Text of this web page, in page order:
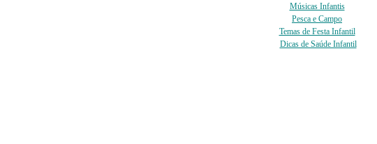
Músicas Infantis
Pesca e Campo
Temas de Festa Infantil
Dicas de Saúde Infantil